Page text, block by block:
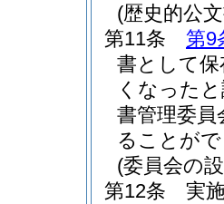
(歴史的公
第11条
第9
書として
くなった
書管理委
ることが
(委員会の
第12条
実